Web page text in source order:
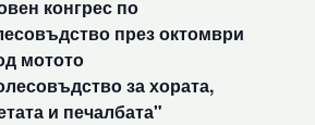
конгрес по
през октомври
мотото
за хората,
и печалбата"